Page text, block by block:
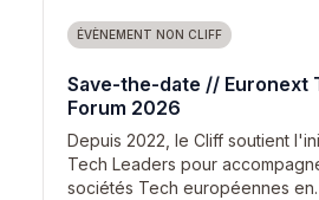
ÉVÈNEMENT NON CLIFF
Save-the-date // Euronext
Forum 2026
Depuis 2022, le Cliff soutient
Tech Leaders pour
sociétés Tech européennes